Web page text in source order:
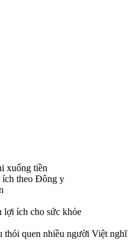
xuống tiền
ích theo Đông y
lợi ích cho sức khỏe
thói quen nhiều người Việt nghĩ